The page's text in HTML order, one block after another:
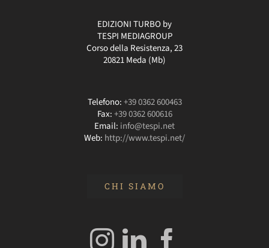
EDIZIONI TURBO by
TESPI MEDIAGROUP
Corso della Resistenza, 23
20821 Meda (Mb)
Telefono:+39 0362 600463
Fax:+39 0362 600616
Email: info@tespi.net
Web: http://www.tespi.net/
CHI SIAMO